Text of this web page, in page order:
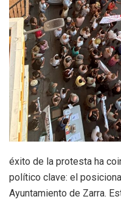
éxito de la protesta ha
político clave: el
Ayuntamiento de Zarra.